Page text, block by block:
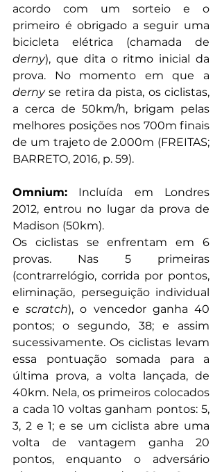
acordo com um sorteio e o
primeiro é obrigado a seguir uma
derny), que dita o ritmo inicial da
derny se retira da pista, os ciclistas,
a cerca de 50km/h, brigam pelas
melhores posições nos 700m finais
de um trajeto de 2.000m (FREITAS;
BARRETO, 2016, p. 59).
Omnium: Incluída em Londres
2012, entrou no lugar da prova de
Madison (50km).
Os ciclistas se enfrentam em 6
provas. Nas 5 primeiras
(contrarrelógio, corrida por pontos,
eliminação, perseguição individual
e scratch), o vencedor ganha 40
pontos; o segundo, 38; e assim
sucessivamente. Os ciclistas levam
essa pontuação somada para a
última prova, a volta lançada, de
40km. Nela, os primeiros colocados
a cada 10 voltas ganham pontos: 5,
3, 2 e 1; e se um ciclista abre uma
volta de vantagem ganha 20
pontos, enquanto o adversário